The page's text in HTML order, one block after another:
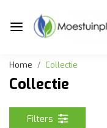
Home Collectie
Collectie
Filters